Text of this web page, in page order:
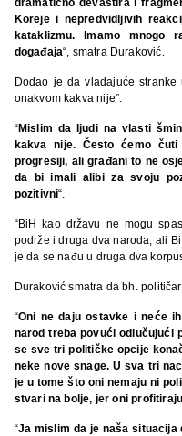
Koreje i nepredvidljivih
kataklizmu. Imamo mnogo
događaja“, smatra Duraković.
Dodao je da vladajuće stranke
onakvom kakva nije”.
“Mislim da ljudi na vlasti
kakva nije. Često ćemo
progresiji, ali građani to ne
da bi imali alibi za svoju
pozitivni“.
“BiH kao državu ne mogu
podrže i druga dva naroda, ali
je da se nađu u druga dva
Duraković smatra da bh.
“Oni ne daju ostavke i neće
narod treba povući odlučujući
se sve tri političke opcije
neke nove snage. U sva tri
je u tome što oni nemaju ni
stvari na bolje, jer oni
“Ja mislim da je naša